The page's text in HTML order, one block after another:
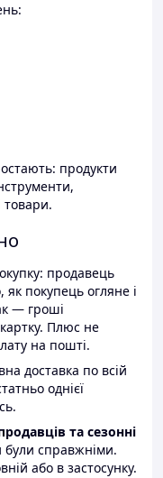
продукти
товари.
продавець
покупець огляне і
— гроші
Плюс не
на пошті.
доставка по всій
однієї
та сезонні
справжніми.
або в застосунку.